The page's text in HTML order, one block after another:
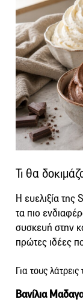
Τι θα
Η ευελιξία της
τα πιο
συσκευή στην
πρώτες ιδέες
Για τους
Βανίλια